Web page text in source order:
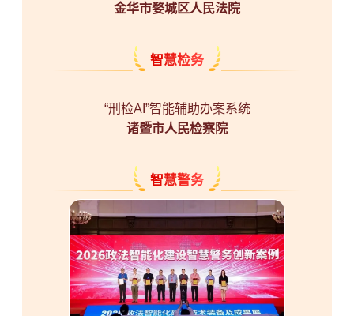
金华市婺城区人民法院
智慧检务
“刑检AI”智能辅助办案系统
诸暨市人民检察院
智慧警务